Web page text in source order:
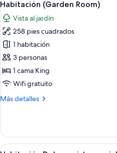
todas
las
fotos
de
Habitación
(Garden
Room)
4
Habitación (Garden Room)
Vista al jardín
258 pies cuadrados
1 habitación
3 personas
1 cama King
Wifi gratuito
Más detalles
Más
(Garden
Room)
Abrir